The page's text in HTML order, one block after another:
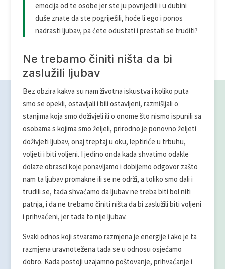
emocija od te osobe jer ste ju povrijedili i u dubini
duše znate da ste pogriješili, hoće li ego i ponos
nadrasti ljubav, pa ćete odustati i prestati se truditi?
Ne trebamo činiti ništa da bi
zaslužili ljubav
Bez obzira kakva su nam životna iskustva i koliko puta
smo se opekli, ostavljali i bili ostavljeni, razmišljali o
stanjima koja smo doživjeli ili o onome što nismo ispunili sa
osobama s kojima smo željeli, prirodno je ponovno željeti
doživjeti ljubav, onaj treptaj u oku, leptiriće u trbuhu,
voljeti i biti voljeni. I jedino onda kada shvatimo odakle
dolaze obrasci koje ponavljamo i dobijemo odgovor zašto
nam ta ljubav promakne ili se ne održi, a toliko smo dali i
trudili se, tada shvaćamo da ljubav ne treba biti bol niti
patnja, i da ne trebamo činiti ništa da bi zaslužili biti voljeni
i prihvaćeni, jer tada to nije ljubav.
Svaki odnos koji stvaramo razmjena je energije i ako je ta
razmjena uravnotežena tada se u odnosu osjećamo
dobro. Kada postoji uzajamno poštovanje, prihvaćanje i